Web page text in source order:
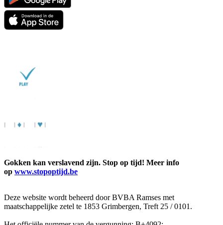
Gokken kan verslavend zijn. Stop op tijd! Meer info
op www.stopoptijd.be
Deze website wordt beheerd door BVBA Ramses met
maatschappelijke zetel te 1853 Grimbergen, Treft 25 / 0101.